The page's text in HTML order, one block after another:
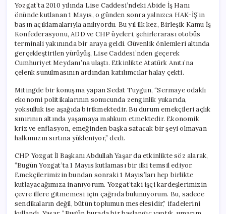
Yozgat’ta 2010 yılında Lise Caddesi’ndeki Abide İş Hanı
önünde kutlanan 1 Mayıs, o günden sonra yalnızca HAK-İŞ’in
basın açıklamalarıyla anılıyordu. Bu yıl ilk kez, Birleşik Kamu İş
Konfederasyonu, ADD ve CHP üyeleri, şehirlerarası otobüs
terminali yakınında bir araya geldi. Güvenlik önlemleri altında
gerçekleştirilen yürüyüş, Lise Caddesi’nden geçerek
Cumhuriyet Meydanı’na ulaştı. Etkinlikte Atatürk Anıtı’na
çelenk sunulmasının ardından katılımcılar halay çekti.
Mitingde bir konuşma yapan Sedat Tuygun, “Sermaye odaklı
ekonomi politikalarının sonucunda zenginlik yukarıda,
yoksulluk ise aşağıda birikmektedir. Bu durum emekçileri açlık
sınırının altında yaşamaya mahkum etmektedir. Ekonomik
kriz ve enflasyon, emeğinden başka satacak bir şeyi olmayan
halkımızın sırtına yükleniyor,” dedi.
CHP Yozgat İl Başkanı Abdullah Yaşar da etkinlikte söz alarak,
“Bugün Yozgat’ta 1 Mayıs kutlaması bir ilki temsil ediyor.
Emekçilerimizin bundan sonraki 1 Mayıs’ları hep birlikte
kutlayacağımıza inanıyorum. Yozgat’taki işçi kardeşlerimizin
çevre illere gitmemesi için çağrıda bulunuyorum. Bu, sadece
sendikaların değil, bütün toplumun meselesidir,” ifadelerini